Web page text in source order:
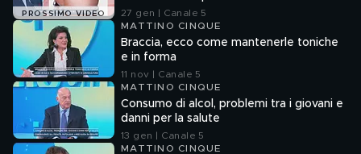
PROSSIMO VIDEO
27 gen | Canale 5
MATTINO CINQUE
Braccia, ecco come mantenerle toniche
e in forma
11 nov | Canale 5
MATTINO CINQUE
Consumo di alcol, problemi tra i giovani e
danni per la salute
13 gen | Canale 5
MATTINO CINQUE